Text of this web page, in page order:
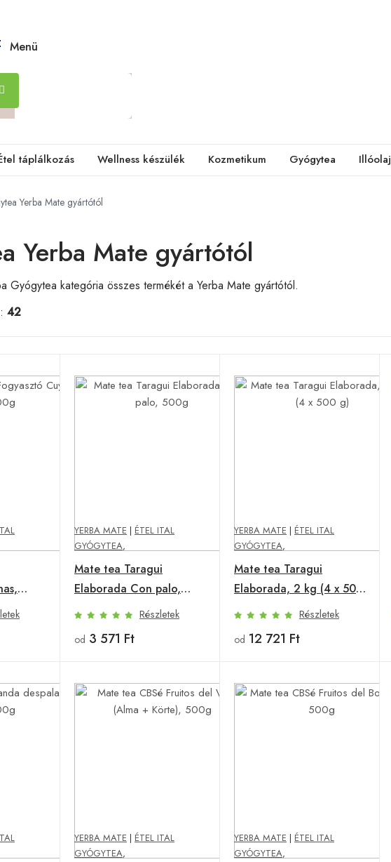
Menü
táplálkozás Wellness készülék Kozmetikum Gyógytea Illóolaj
Yerba Mate gyártótól
Yerba Mate gyártótól
Gyógytea kategória összes termékét a Yerba Mate gyártótól.
42
YERBA MATE | ÉTEL ITAL
GYÓGYTEA,
Mate tea Taragui
Elaborada Con palo,
500g
Részletek
od 3 571 Ft
YERBA MATE | ÉTEL ITAL
GYÓGYTEA,
Mate tea Taragui
Elaborada, 2 kg (4 x 500
g)
Részletek
od 12 721 Ft
YERBA MATE | ÉTEL ITAL
GYÓGYTEA,
YERBA MATE | ÉTEL ITAL
GYÓGYTEA,